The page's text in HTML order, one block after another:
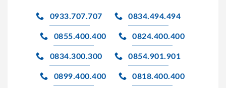
0933.707.707 0834.494.494
0855.400.400 0824.400.400
0834.300.300 0854.901.901
0899.400.400 0818.400.400